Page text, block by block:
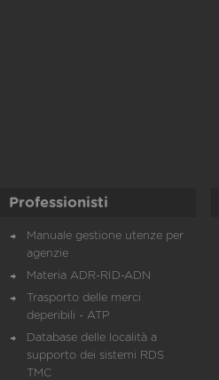
Professionisti
Manuale gestione utenze per
agenzie
Materia ADR-RID-ADN
Trasporto delle merci
deperibili - ATP
Database delle località a
supporto dei sistemi RDS
TMC